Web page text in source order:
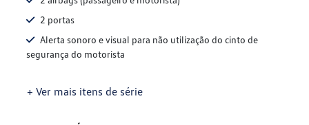
2 portas
Alerta sonoro e visual para não utilização do cinto de
segurança do motorista
+ Ver mais itens de série